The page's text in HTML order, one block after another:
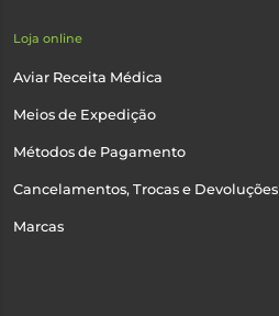
Loja online
Aviar Receita Médica
Meios de Expedição
Métodos de Pagamento
Cancelamentos, Trocas e Devoluções
Marcas